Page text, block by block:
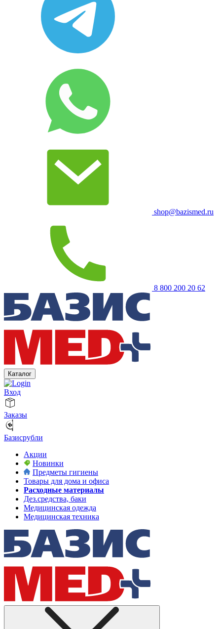
shop@bazismed.ru
8 800 200 20 62
Каталог
Вход
Заказы
Базисрубли
Акции
Новинки
Предметы гигиены
Товары для дома и офиса
Расходные материалы
Дез.средства, баки
Медицинская одежда
Медицинская техника